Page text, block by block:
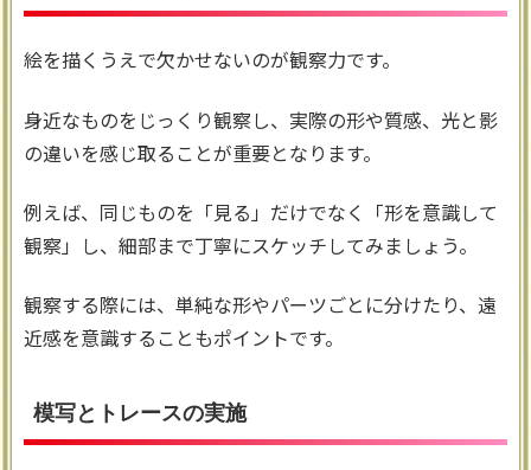
絵を描くうえで欠かせないのが観察力です。
身近なものをじっくり観察し、実際の形や質感、光と影
の違いを感じ取ることが重要となります。
例えば、同じものを「見る」だけでなく「形を意識して
観察」し、細部まで丁寧にスケッチしてみましょう。
観察する際には、単純な形やパーツごとに分けたり、遠
近感を意識することもポイントです。
模写とトレースの実施